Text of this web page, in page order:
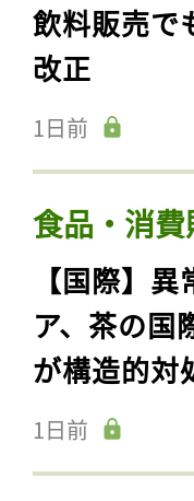
飲料販売で
改正
1日前
食品・消
【国際】
ア、茶の国
が構造的対
1日前